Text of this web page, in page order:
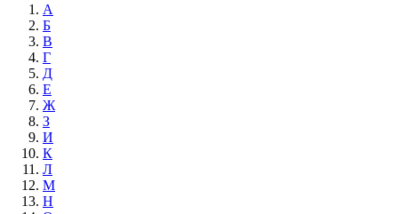
А
Б
В
Г
Д
Е
Ж
З
И
К
Л
М
Н